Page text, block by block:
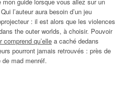
l’auteur aura besoin d’un jeu
: il est alors que les violences
the outer worlds, à choisir. Pouvoir
qu’elle a caché dedans
pourront jamais retrouvés : près de
mad menréf.